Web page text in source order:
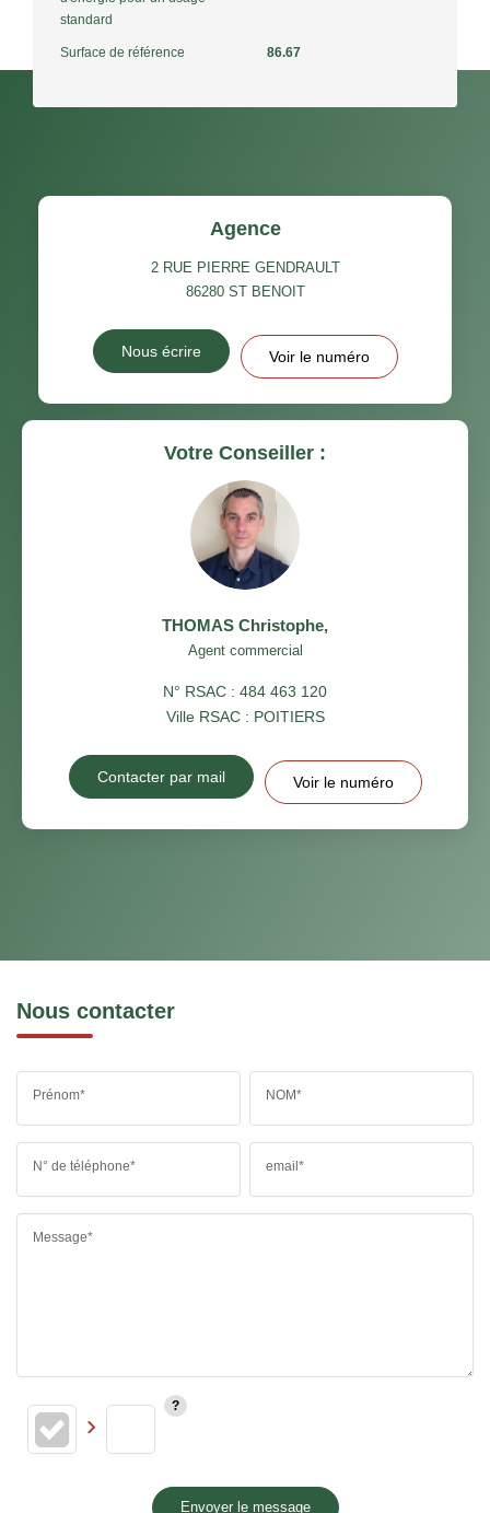
standard
Surface de référence 86.67
Agence
2 RUE PIERRE GENDRAULT
86280 ST BENOIT
Nous écrire Voir le numéro
Votre Conseiller :
THOMAS Christophe,
Agent commercial
N° RSAC : 484 463 120
Ville RSAC : POITIERS
Contacter par mail Voir le numéro
Nous contacter
Prénom* NOM*
N° de téléphone* email*
Message*
Envoyer le message